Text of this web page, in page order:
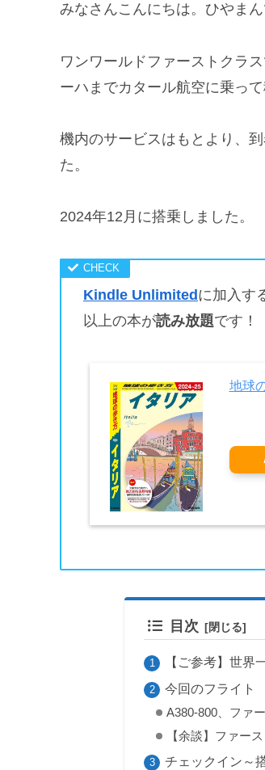
みなさんこんにちは。ひやまん
ワンワールドファーストクラ
ーハまでカタール航空に乗って
機内のサービスはもとより、
た。
2024年12月に搭乗しました。
Kindle Unlimited に加入す
以上の本が読み放題です！
地球
目次
【ご参考】世界
今回のフライト
A380-800、ファ
【余談】ファー
チェックイン～